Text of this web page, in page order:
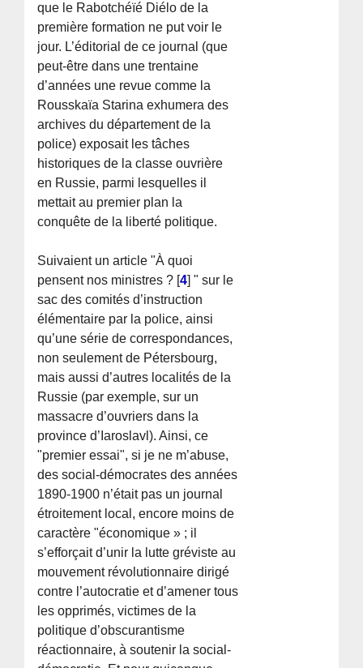
que le Rabotchéïé Diélo de la
première formation ne put voir le
jour. L’éditorial de ce journal (que
peut-être dans une trentaine
d’années une revue comme la
Rousskaïa Starina exhumera des
archives du département de la
police) exposait les tâches
historiques de la classe ouvrière
en Russie, parmi lesquelles il
mettait au premier plan la
conquête de la liberté politique.
Suivaient un article "À quoi
pensent nos ministres ? [4] " sur le
sac des comités d’instruction
élémentaire par la police, ainsi
qu’une série de correspondances,
non seulement de Pétersbourg,
mais aussi d’autres localités de la
Russie (par exemple, sur un
massacre d’ouvriers dans la
province d’Iaroslavl). Ainsi, ce
"premier essai", si je ne m’abuse,
des social-démocrates des années
1890-1900 n’était pas un journal
étroitement local, encore moins de
caractère "économique » ; il
s’efforçait d’unir la lutte gréviste au
mouvement révolutionnaire dirigé
contre l’autocratie et d’amener tous
les opprimés, victimes de la
politique d’obscurantisme
réactionnaire, à soutenir la social-